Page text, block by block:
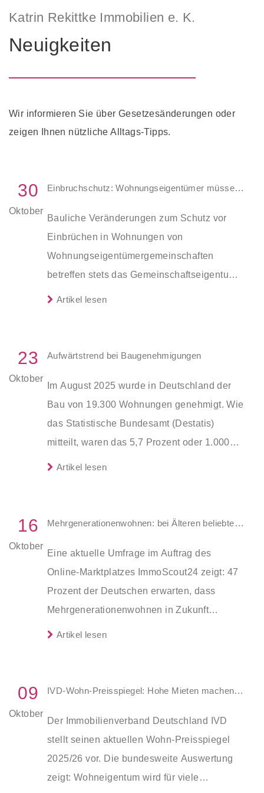
Katrin Rekittke Immobilien e. K.
Neuigkeiten
Wir informieren Sie über Gesetzesänderungen oder
zeigen Ihnen nützliche Alltags-Tipps.
30
Oktober
Einbruchschutz: Wohnungseigentümer müssen Zustimmung einholen
Bauliche Veränderungen zum Schutz vor
Einbrüchen in Wohnungen von
Wohnungseigentümergemeinschaften
betreffen stets das Gemeinschaftseigentum.
Einzelne Wohnungseigentümer dürfen daher
der Wohnungseigentümergemeinschaft
Gestattungsbeschlusses. Darauf weist der
Verbraucherschutzverband Wohnen im
Eigentum (WiE) hin. Zugleich informiert WiE
darüber, welche Schutzmaßnahmen
Wohnungseigentümergemeinschaften
Artikel lesen
23
Oktober
Aufwärtstrend bei Baugenehmigungen
Im August 2025 wurde in Deutschland der
Bau von 19.300 Wohnungen genehmigt. Wie
das Statistische Bundesamt (Destatis)
mitteilt, waren das 5,7 Prozent oder 1.000
Baugenehmigungen mehr als im August
800 auf 15.800. Die Zahl genehmigter
bestehender Gebäude entstehen, stieg
gegenüber dem Vorjahresmonat um
8,0 Prozent oder 300 auf 3.500.
Artikel lesen
16
Oktober
Mehrgenerationenwohnen: bei Älteren beliebter als bei Jüngeren
Eine aktuelle Umfrage im Auftrag des
Online-Marktplatzes ImmoScout24 zeigt: 47
Prozent der Deutschen erwarten, dass
Mehrgenerationenwohnen in Zukunft
zunehmen wird. Gleichzeitig bewerten 55
viele diese Lösung vorstellen – vor allem
Artikel lesen
09
Oktober
IVD-Wohn-Preisspiegel: Hohe Mieten machen Eigentum attraktiver
Der Immobilienverband Deutschland IVD
stellt seinen aktuellen Wohn-Preisspiegel
2025/26 vor. Die bundesweite Auswertung
zeigt: Wohneigentum wird für viele